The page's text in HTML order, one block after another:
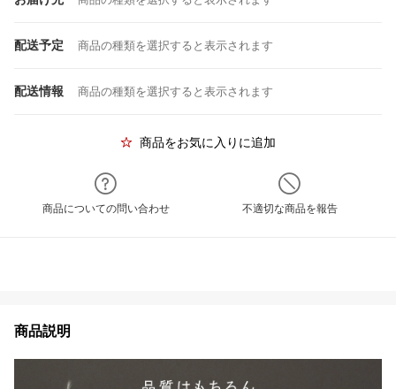
配送予定 商品の種類を選択すると表示されます
配送情報 商品の種類を選択すると表示されます
商品をお気に入りに追加
商品についての問い合わせ 不適切な商品を報告
商品説明